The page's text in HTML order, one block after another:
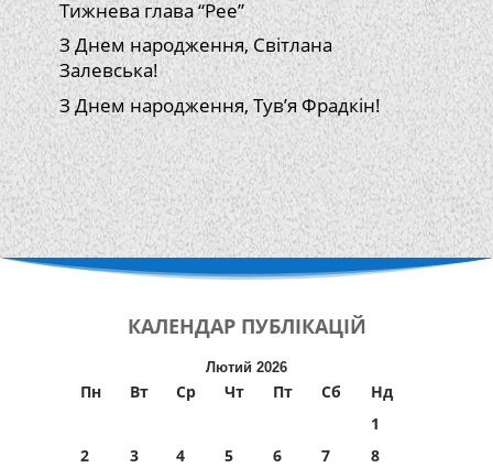
Тижнева глава “Рее”
З Днем народження, Світлана
Залевська!
З Днем народження, Тув’я Фрадкін!
КАЛЕНДАР ПУБЛІКАЦІЙ
Лютий 2026
Пн Вт Ср Чт Пт Сб
Нд
1
2
3 4 5 6 7
8